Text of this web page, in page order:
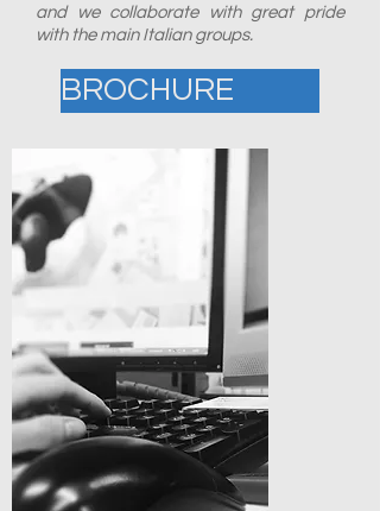
and we collaborate with great pride
with the main Italian groups.
BROCHURE